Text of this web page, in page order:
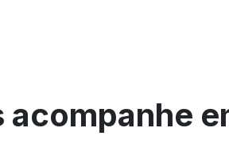
acompanhe